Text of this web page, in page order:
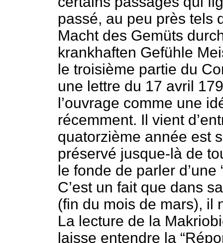
passé, au peu près tels
Macht des Gemüts
krankhaften Gefühle
le troisième partie du
une lettre du 17 avril
l’ouvrage comme une
récemment. Il vient
quatorzième année est
préservé jusque-là de
le fonde de parler d’une
C’est un fait que dans
(fin du mois de mars), il
La lecture de la
laisse entendre la